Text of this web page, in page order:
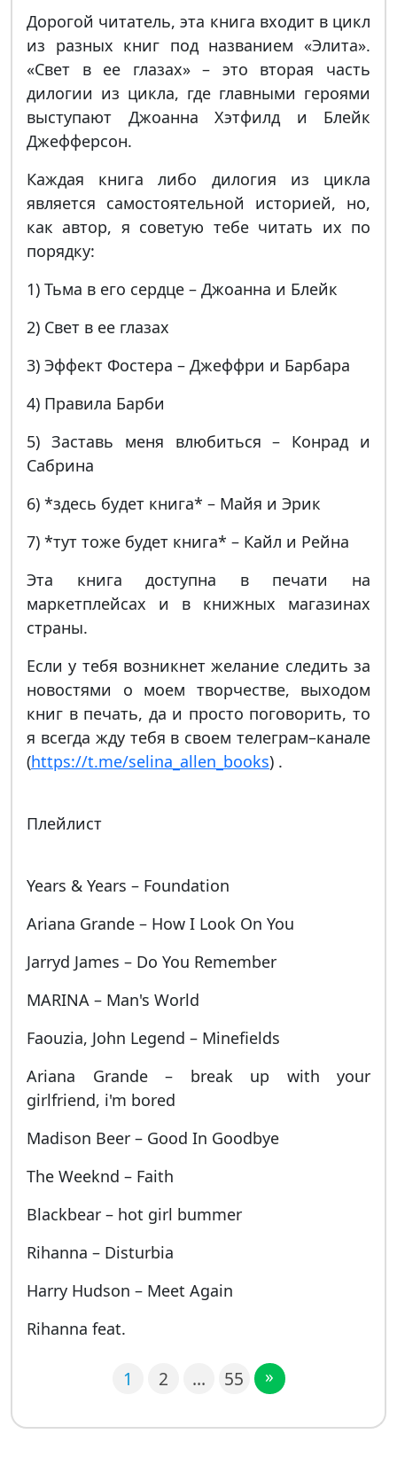
Дорогой читатель, эта книга входит в цикл
из разных книг под названием «Элита».
«Свет в ее глазах» – это вторая часть
дилогии из цикла, где главными героями
выступают Джоанна Хэтфилд и Блейк
Джефферсон.
Каждая книга либо дилогия из цикла
является самостоятельной историей, но,
как автор, я советую тебе читать их по
порядку:
1) Тьма в его сердце – Джоанна и Блейк
2) Свет в ее глазах
3) Эффект Фостера – Джеффри и Барбара
4) Правила Барби
5) Заставь меня влюбиться – Конрад и
Сабрина
6) *здесь будет книга* – Майя и Эрик
7) *тут тоже будет книга* – Кайл и Рейна
Эта книга доступна в печати на
маркетплейсах и в книжных магазинах
страны.
Если у тебя возникнет желание следить за
новостями о моем творчестве, выходом
книг в печать, да и просто поговорить, то
я всегда жду тебя в своем телеграм–канале
(https://t.me/selina_allen_books) .
Плейлист
Years & Years – Foundation
Ariana Grande – How I Look On You
Jarryd James – Do You Remember
MARINA – Man's World
Faouzia, John Legend – Minefields
Ariana Grande – break up with your
girlfriend, i'm bored
Madison Beer – Good In Goodbye
The Weeknd – Faith
Blackbear – hot girl bummer
Rihanna – Disturbia
Harry Hudson – Meet Again
Rihanna feat.
1 2 … 55 »